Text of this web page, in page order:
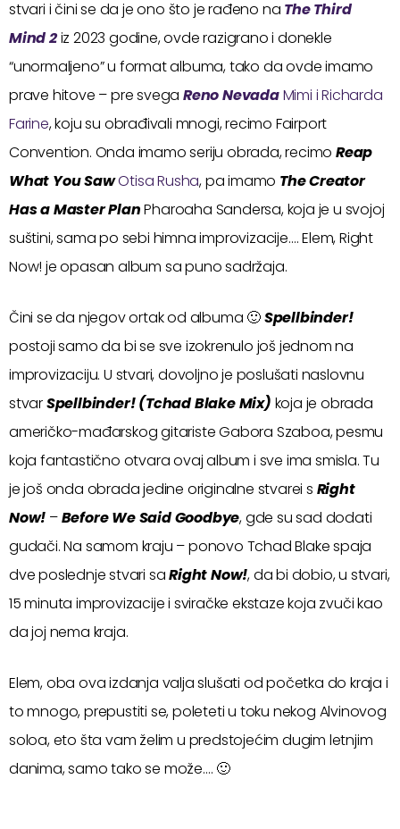
stvari i čini se da je ono što je rađeno na The Third
Mind 2iz 2023 godine, ovde razigrano i donekle
“unormaljeno” u format albuma, tako da ovde imamo
prave hitove – pre svegaReno NevadaMimi i Richarda
Farine, koju su obrađivali mnogi, recimo Fairport
Convention. Onda imamo seriju obrada, recimo Reap
What You SawOtisa Rusha, pa imamo The Creator
Has a Master PlanPharoaha Sandersa, koja je u svojoj
suštini, sama po sebi himna improvizacije…. Elem, Right
Now! je opasan album sa puno sadržaja.
Čini se da njegov ortak od albuma 🙂Spellbinder!
postoji samo da bi se sve izokrenulo još jednom na
improvizaciju. U stvari, dovoljno je poslušati naslovnu
stvarSpellbinder! (Tchad Blake Mix) koja je obrada
američko-mađarskog gitariste Gabora Szaboa, pesmu
koja fantastično otvara ovaj album i sve ima smisla. Tu
je još onda obrada jedine originalne stvarei s Right
Now! –Before We Said Goodbye, gde su sad dodati
gudači. Na samom kraju – ponovo Tchad Blake spaja
dve poslednje stvari saRight Now!, da bi dobio, u stvari,
15 minuta improvizacije i sviračke ekstaze koja zvuči kao
da joj nema kraja.
Elem, oba ova izdanja valja slušati od početka do kraja i
to mnogo, prepustiti se, poleteti u toku nekog Alvinovog
soloa, eto šta vam želim u predstojećim dugim letnjim
danima, samo tako se može…. 🙂